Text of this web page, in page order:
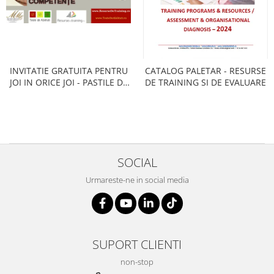
Servicii & Relationarea cu Clientii
INVITATIE GRATUITA PENTRU
JOI IN ORICE JOI - PASTILE DE
CATALOG PALETAR - RESURSE
DE TRAINING SI DE EVALUARE
SOCIAL
Urmareste-ne in social media
SUPORT CLIENTI
non-stop